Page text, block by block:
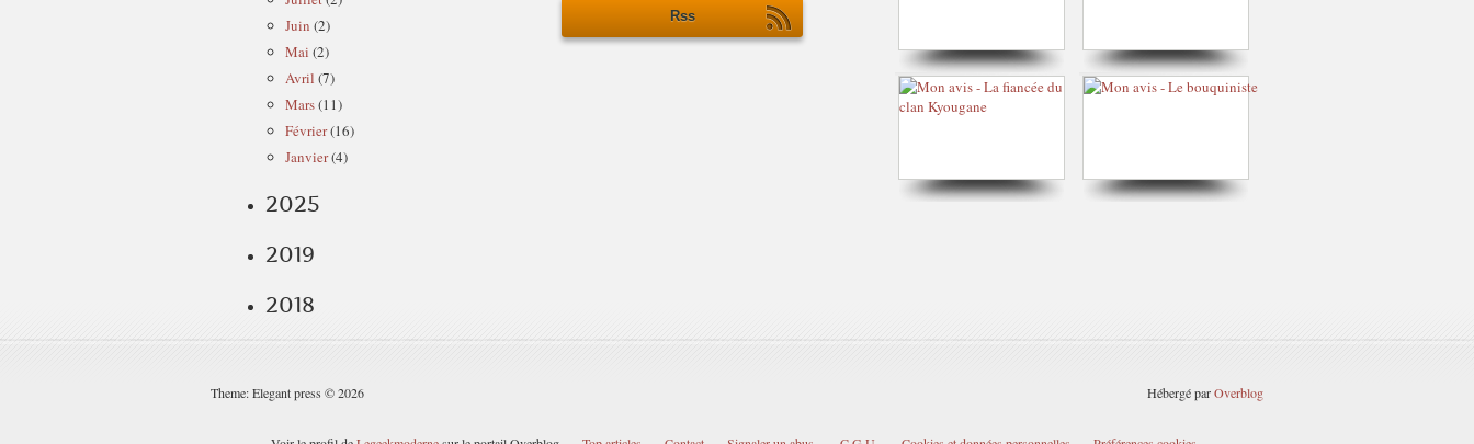
Juin (2)
Mai (2)
Avril (7)
Mars(11)
Février(16)
Janvier(4)
2025
2019
2018
Rss
Theme: Elegant press © 2026 Hébergé parOverblog